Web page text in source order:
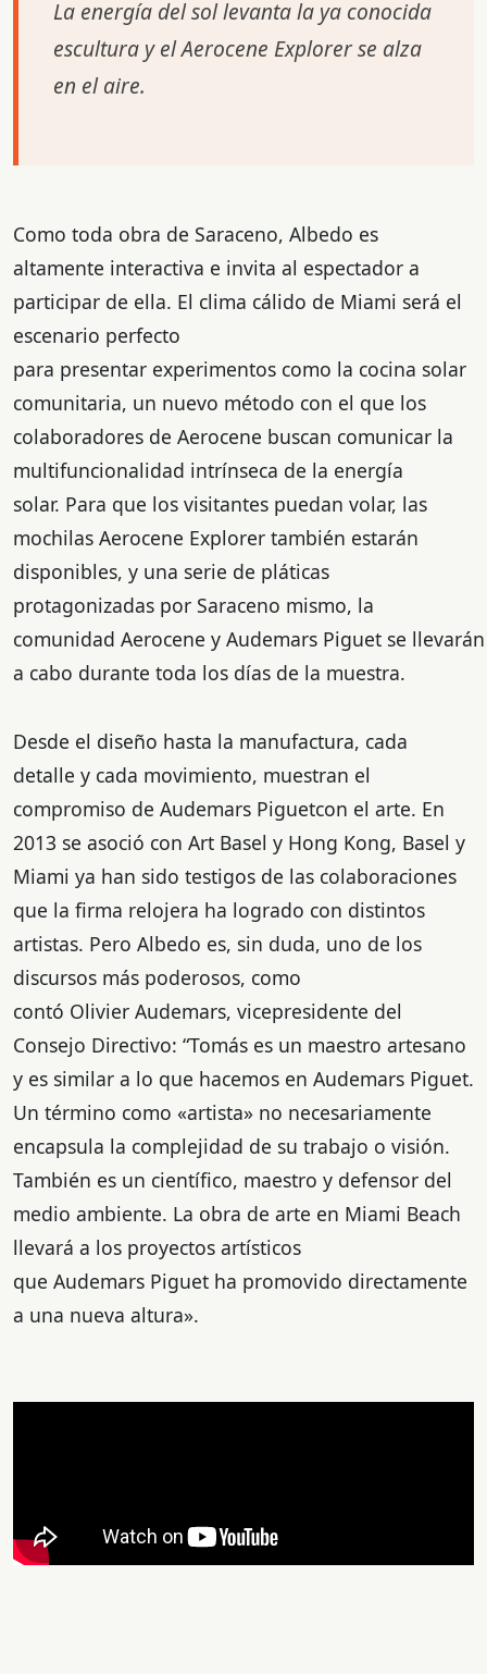
La energía del sol levanta la ya conocida
escultura y el Aerocene Explorer se alza
en el aire.
Como toda obra de Saraceno, Albedo es
altamente interactiva e invita al espectador a
participar de ella. El clima cálido de Miami será el
escenario perfecto
para presentar experimentos como la cocina solar
comunitaria, un nuevo método con el que los
colaboradores de Aerocene buscan comunicar la
multifuncionalidad intrínseca de la energía
solar. Para que los visitantes puedan volar, las
mochilas Aerocene Explorer también estarán
disponibles, y una serie de pláticas
protagonizadas por Saraceno mismo, la
comunidad Aerocene y Audemars Piguet se llevarán
a cabo durante toda los días de la muestra.
Desde el diseño hasta la manufactura, cada
detalle y cada movimiento, muestran el
compromiso de Audemars Piguetcon el arte. En
2013 se asoció con Art Basel y Hong Kong, Basel y
Miami ya han sido testigos de las colaboraciones
que la firma relojera ha logrado con distintos
artistas. Pero Albedo es, sin duda, uno de los
discursos más poderosos, como
contó Olivier Audemars, vicepresidente del
Consejo Directivo: “Tomás es un maestro artesano
y es similar a lo que hacemos en Audemars Piguet.
Un término como «artista» no necesariamente
encapsula la complejidad de su trabajo o visión.
También es un científico, maestro y defensor del
medio ambiente. La obra de arte en Miami Beach
llevará a los proyectos artísticos
que Audemars Piguet ha promovido directamente
a una nueva altura».